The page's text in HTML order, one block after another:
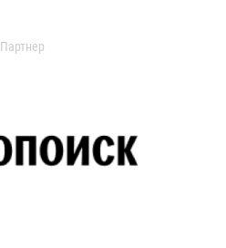
Партнер